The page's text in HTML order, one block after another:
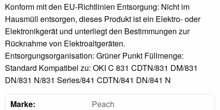
Konform mit den EU-Richtlinien Entsorgung: Nicht im
Hausmüll entsorgen, dieses Produkt ist ein Elektro- oder
Elektronikgerät und unterliegt den Bestimmungen zur
Rücknahme von Elektroaltgeräten.
Entsorgungsorganisation: Grüner Punkt Füllmenge:
Standard Kompatibel zu: OKI C 831 CDTN/831 DM/831
DN/831 N/831 Series/841 CDTN/841 DN/841 N
Marke:
Peach